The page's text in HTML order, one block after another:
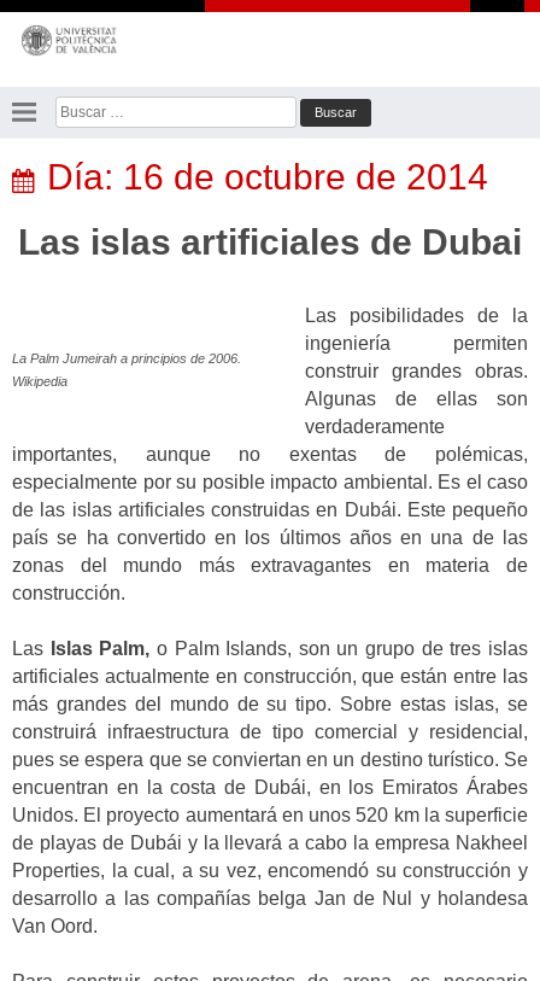
Saltar
contenido
Buscar:
Día: 16 de octubre de 2014
Las islas artificiales de Dubai
La Palm Jumeirah a principios de 2006.
Wikipedia
Las posibilidades de la
ingeniería permiten
construir grandes obras.
Algunas de ellas son
verdaderamente
importantes, aunque no exentas de polémicas,
especialmente por su posible impacto ambiental. Es el caso
de las islas artificiales construidas en Dubái. Este pequeño
país se ha convertido en los últimos años en una de las
zonas del mundo más extravagantes en materia de
construcción.
Las Islas Palm, o Palm Islands, son un grupo de tres islas
artificiales actualmente en construcción, que están entre las
más grandes del mundo de su tipo. Sobre estas islas, se
construirá infraestructura de tipo comercial y residencial,
pues se espera que se conviertan en un destino turístico. Se
encuentran en la costa de Dubái, en los Emiratos Árabes
Unidos. El proyecto aumentará en unos 520 km la superficie
de playas de Dubái y la llevará a cabo la empresa Nakheel
Properties, la cual, a su vez, encomendó su construcción y
desarrollo a las compañías belga Jan de Nul y holandesa
Van Oord.